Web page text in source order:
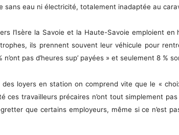
sans eau ni électricité, totalement inadaptée au
l’Isère la Savoie et la Haute-Savoie emploient en
ils prennent souvent leur véhicule pour
pas d’heures sup’ payées » et seulement 8 %
loyers en station on comprend vite que le «
ces travailleurs précaires n’ont tout simplement
que certains employeurs, même si ce n’est